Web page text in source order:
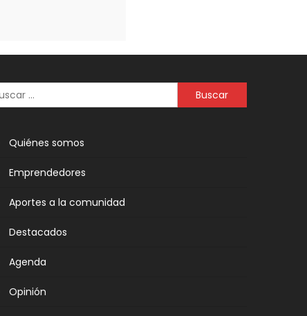
Quiénes somos
Emprendedores
Aportes a la comunidad
Destacados
Agenda
Opinión